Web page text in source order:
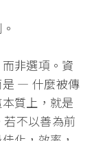
非選項。 資
是 — 什麼被傳
質上，就是
不以善為前